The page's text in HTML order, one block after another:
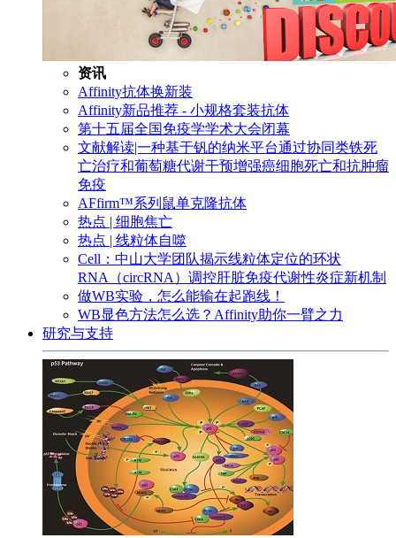
资讯
Affinity抗体换新装
Affinity新品推荐 - 小规格套装抗体
第十五届全国免疫学学术大会闭幕
文献解读|一种基于钒的纳米平台通过协同类铁死
亡治疗和葡萄糖代谢干预增强癌细胞死亡和抗肿瘤
免疫
AFfirm™系列鼠单克隆抗体
热点 | 细胞焦亡
热点 | 线粒体自噬
Cell：中山大学团队揭示线粒体定位的环状
RNA（circRNA）调控肝脏免疫代谢性炎症新机制
做WB实验，怎么能输在起跑线！
WB显色方法怎么选？Affinity助你一臂之力
研究与支持